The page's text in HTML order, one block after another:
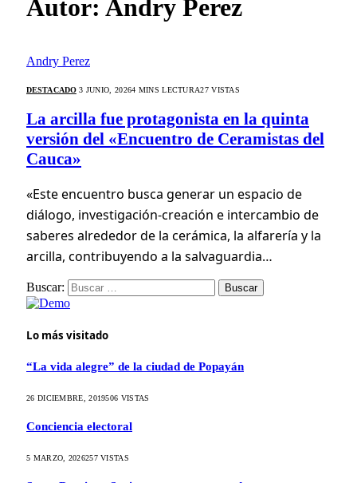
Autor: Andry Perez
Andry Perez
DESTACADO 3 JUNIO, 20264 MINS LECTURA27VISTAS
La arcilla fue protagonista en la quinta
versión del «Encuentro de Ceramistas del
Cauca»
«Este encuentro busca generar un espacio de
diálogo, investigación-creación e intercambio de
saberes alrededor de la cerámica, la alfarería y la
arcilla, contribuyendo a la salvaguardia…
Buscar:
Lo más visitado
“La vida alegre” de la ciudad de Popayán
26 DICIEMBRE, 2019506 VISTAS
Conciencia electoral
5 MARZO, 2026257VISTAS